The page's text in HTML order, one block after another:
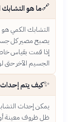
🔗ما هو
التشابك الكمي
يصبح مصير كل
إذا قمت بقياس
الجسيم الآخر حتى
✨كيف يتم
يمكن إحداث
ظل ظروف معينة